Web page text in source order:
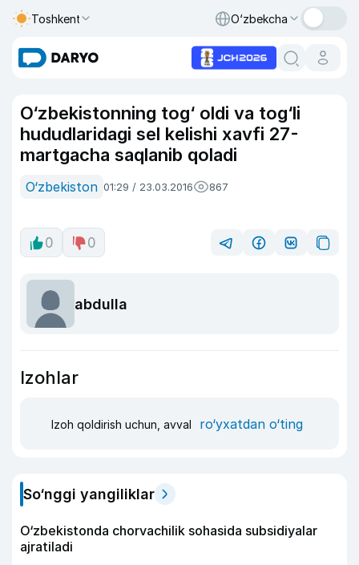
Toshkent O‘zbekcha
O‘zbekistonning tog‘ oldi va tog‘li
hududlaridagi sel kelishi xavfi 27-
martgacha saqlanib qoladi
O‘zbekiston 01:29 / 23.03.2016 867
0 0
abdulla
Izohlar
Izoh qoldirish uchun, avval ro‘yxatdan o‘ting
So‘nggi yangiliklar
O‘zbekistonda chorvachilik sohasida subsidiyalar
ajratiladi